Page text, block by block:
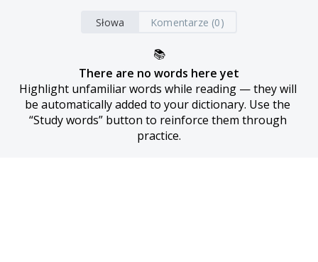
Słowa Komentarze (0)
📚
There are no words here yet
Highlight unfamiliar words while reading — they will
be automatically added to your dictionary. Use the
“Study words” button to reinforce them through
practice.